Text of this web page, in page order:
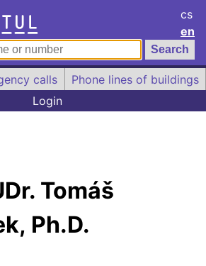
cs
en
calls
Phone lines of buildings
Login
Tomáš
Ph.D.